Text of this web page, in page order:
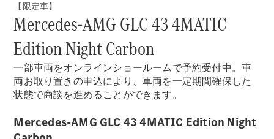
【限定車】
Mercedes-AMG GLC 43 4MATIC
Edition Night Carbon
一部車両をオンラインショールームで予約受付中。車
両お取り置きの申込により、車両を一定期間確保した
状態で商談を進めることができます。
Mercedes-AMG GLC 43 4MATIC Edition Night